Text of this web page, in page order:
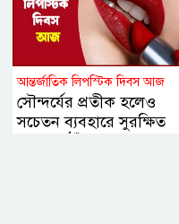
আন্তর্জাতিক লিপস্টিক দিবস আজ
সৌন্দর্যের প্রতীক হলেও
সচেতন ব্যবহারে সুরক্ষিত